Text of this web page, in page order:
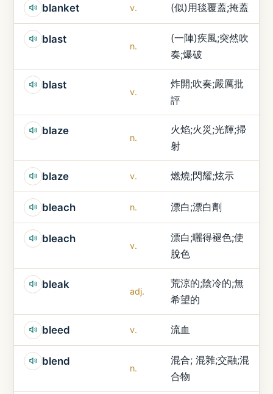
blanket v. (似)用毯覆蓋;掩蓋
blast
n.
(一陣)疾風;突然吹
奏;爆破
blast
v.
炸開;吹奏;嚴厲批
評
blaze
n.
火焰;火災;光輝;掃
射
blaze v. 燃燒;閃耀;炫示
bleach n. 漂白;漂白劑
bleach
v.
漂白;曬得褪色;使
脫色
bleak
adj.
荒涼的;陰冷的;無
希望的
bleed v. 流血
blend
n.
混合; 混雜;交融;混
合物